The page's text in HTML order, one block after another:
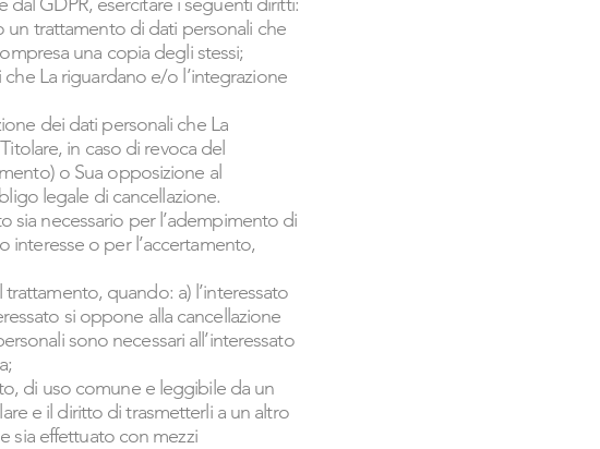
trattamento di dati personali che
una copia degli stessi;
La riguardano e/o l’integrazione
dei dati personali che La
in caso di revoca del
o Sua opposizione al
legale di cancellazione.
sia necessario per l’adempimento di
o per l’accertamento,
quando: a) l’interessato
si oppone alla cancellazione
sono necessari all’interessato
di uso comune e leggibile da un
e il diritto di trasmetterli a un altro
sia effettuato con mezzi